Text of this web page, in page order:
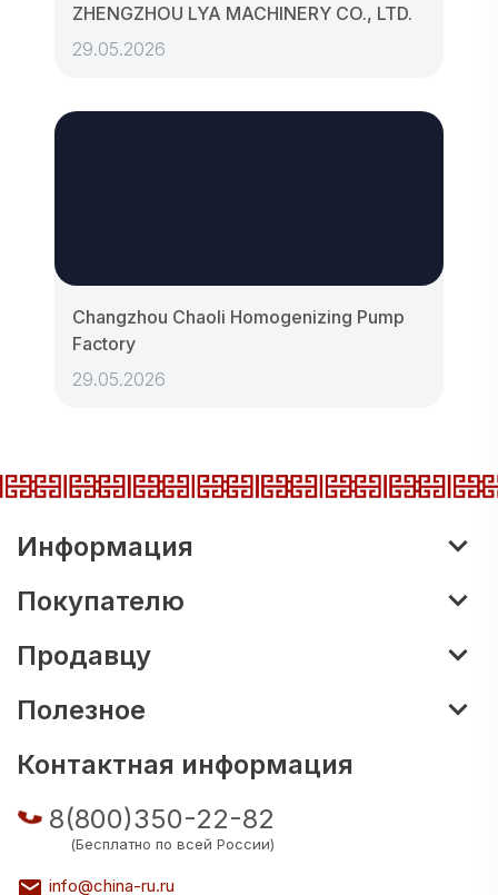
ZHENGZHOU LYA MACHINERY CO., LTD.
29.05.2026
Changzhou Chaoli Homogenizing Pump
Factory
29.05.2026
Информация
Покупателю
Продавцу
Полезное
Контактная информация
8(800)350-22-82
(Бесплатно по всей России)
info@china-ru.ru